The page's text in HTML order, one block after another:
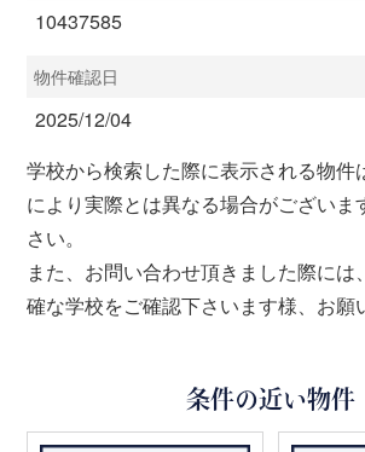
10437585
物件確認日
2025/12/04
学校から検索した際に表示される物件
により実際とは異なる場合がございま
さい。
また、お問い合わせ頂きました際には
確な学校をご確認下さいます様、お願
条件の近い物件